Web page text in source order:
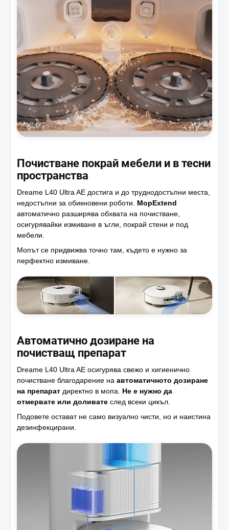
Почистване покрай мебели и в тесни
пространства
Dreame L40 Ultra AE достига и до труднодостъпни места,
недостъпни за обикновени роботи. MopExtend
автоматично разширява обхвата на почистване,
осигурявайки измиване в ъгли, покрай стени и под
мебели.
Мопът се придвижва точно там, където е нужно за
перфектно измиване.
Автоматично дозиране на
почистващ препарат
Dreame L40 Ultra AE осигурява свежо и хигиенично
почистване благодарение на автоматичното дозиране
на препарат директно в мопа. Не е нужно да
отмервате или доливате след всеки цикъл.
Подовете остават не само визуално чисти, но и наистина
дезинфекцирани.